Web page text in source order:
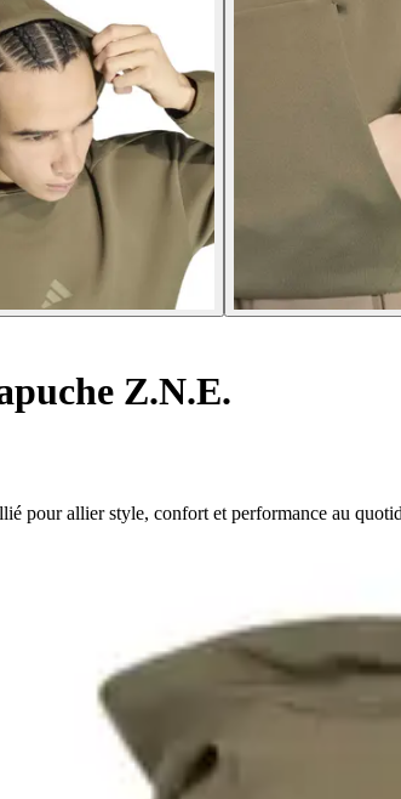
Z.N.E.
pour allier style, confort et performance au